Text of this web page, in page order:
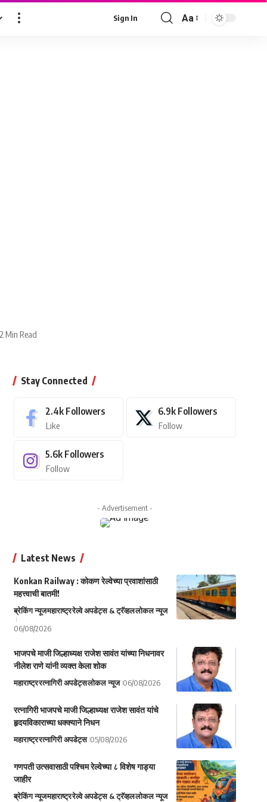
Sign In
Font
Aa
2 Min Read
Stay Connected
2.4k Followers
Like
6.9k Followers
Follow
5.6k Followers
Follow
- Advertisement -
Latest News
Konkan Railway : कोकण रेल्वेच्या प्रवाशांसाठी
महत्त्वाची बातमी!
ब्रेकिंग न्यूजमहाराष्ट्ररेल्वे अपडेट्स & ट्रॅव्हललोकल न्यूज
06/08/2026
भाजपचे माजी जिल्हाध्यक्ष राजेश सावंत यांच्या निधनावर
नीलेश राणे यांनी व्यक्त केला शोक
महाराष्ट्ररत्नागिरी अपडेट्सलोकल न्यूज 06/08/2026
रत्नागिरी भाजपचे माजी जिल्हाध्यक्ष राजेश सावंत यांचे
हृदयविकाराच्या धक्क्याने निधन
महाराष्ट्ररत्नागिरी अपडेट्स 05/08/2026
गणपती उत्सवासाठी पश्चिम रेल्वेच्या ८ विशेष गाड्या
जाहीर
ब्रेकिंग न्यूजमहाराष्ट्ररेल्वे अपडेट्स & ट्रॅव्हललोकल न्यूज